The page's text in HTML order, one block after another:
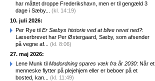
har måttet droppe Frederikshavn, men er til gengæld 3
dage i Sæby... (kl. 14:19)
10. juli 2026:
Per Rye til Er Sæbys historie ved at blive revet ned?:
Læserbrevet har Per Østergaard, Sæby, som afsender
på vegne af... (kl. 8:06)
27. maj 2026:
Lene Munk til Madordning spares væk fra år 2030: Når et
menneske flytter på plejehjem eller er beboer på et
bosted, kan... (kl. 11:49)